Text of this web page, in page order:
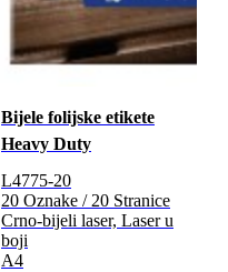
Bijele folijske etikete
Heavy Duty
L4775-20
20 Oznake / 20 Stranice
Crno-bijeli laser, Laser u
boji
A4